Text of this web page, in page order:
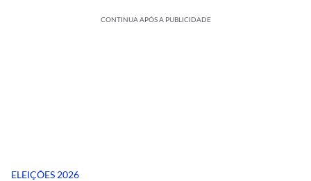
CONTINUA APÓS A PUBLICIDADE
ELEIÇÕES 2026